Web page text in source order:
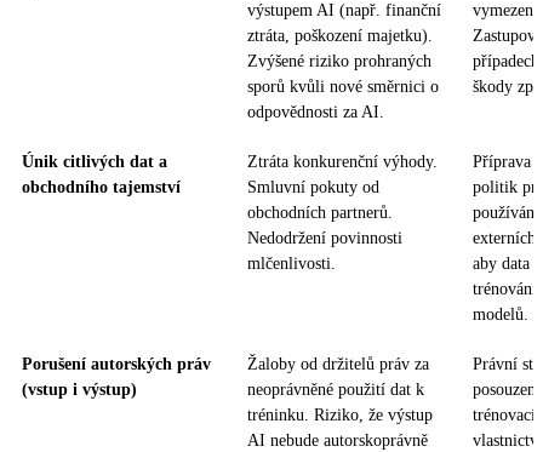
výstupem AI (např. finanční
ztráta, poškození majetku).
Zvýšené riziko prohraných
sporů kvůli nové směrnici o
odpovědnosti za AI.
vymezení
škody
Únik citlivých dat a
obchodního tajemství
Ztráta konkurenční výhody.
Smluvní pokuty od
obchodních partnerů.
Nedodržení povinnosti
mlčenlivosti.
Příprava
politik
aby data
trénování
modelů.
Porušení autorských práv
(vstup i výstup)
Žaloby od držitelů práv za
neoprávněné použití dat k
tréninku. Riziko, že výstup
AI nebude autorskoprávně
Právní